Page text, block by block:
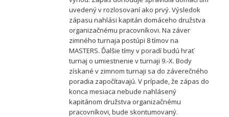
uvedený v rozlosovaní ako prvý. Výsledok
zápasu nahlási kapitán domáceho družstva
organizačnému pracovníkovi. Na záver
zimného turnaja postúpi 8 tímov na
MASTERS. Ďalšie tímy v poradí budú hrať
turnaj o umiestnenie v turnaji 9.-X. Body
získané v zimnom turnaji sa do záverečného
poradia započítavajú. V prípade, že zápas do
konca mesiaca nebude nahlásený
kapitánom družstva organizačnému
pracovníkovi, bude skontumovaný.